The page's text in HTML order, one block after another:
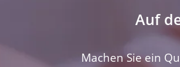
Auf
Machen Sie ein